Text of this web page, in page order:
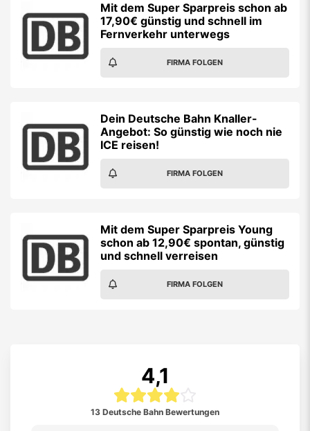
Mit dem Super Sparpreis schon ab
17,90€ günstig und schnell im
Fernverkehr unterwegs
FIRMA FOLGEN
Dein Deutsche Bahn Knaller-
Angebot: So günstig wie noch nie
ICE reisen!
FIRMA FOLGEN
Mit dem Super Sparpreis Young
schon ab 12,90€ spontan, günstig
und schnell verreisen
FIRMA FOLGEN
4,1
13 Deutsche Bahn Bewertungen